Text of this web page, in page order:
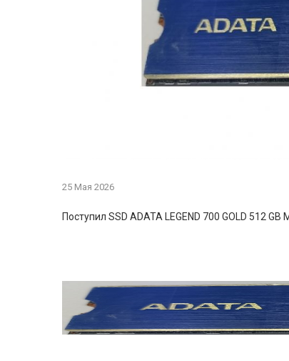
25 Мая 2026
Поступил SSD ADATA LEGEND 700 GOLD 512